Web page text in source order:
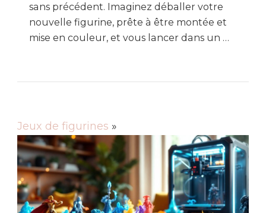
sans précédent. Imaginez déballer votre
nouvelle figurine, prête à être montée et
mise en couleur, et vous lancer dans un …
Jeux de figurines »